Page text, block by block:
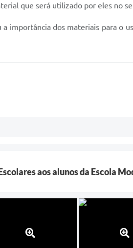
que será utilizado por eles no
importância dos materiais para o
aos alunos da Escola